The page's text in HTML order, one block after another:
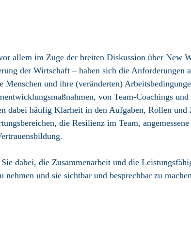
allem im Zuge der breiten Diskussion über New
der Wirtschaft – haben sich die Anforderungen
Menschen und ihre (veränderten)
von Team-Coachings
dabei häufig Klarheit in den Aufgaben, Rollen und
die Resilienz im Team,
dabei, die Zusammen­arbeit und die
und sie sichtbar und besprech­bar zu